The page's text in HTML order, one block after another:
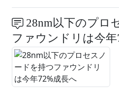
28nm以下のプロ
ファウンドリは今年